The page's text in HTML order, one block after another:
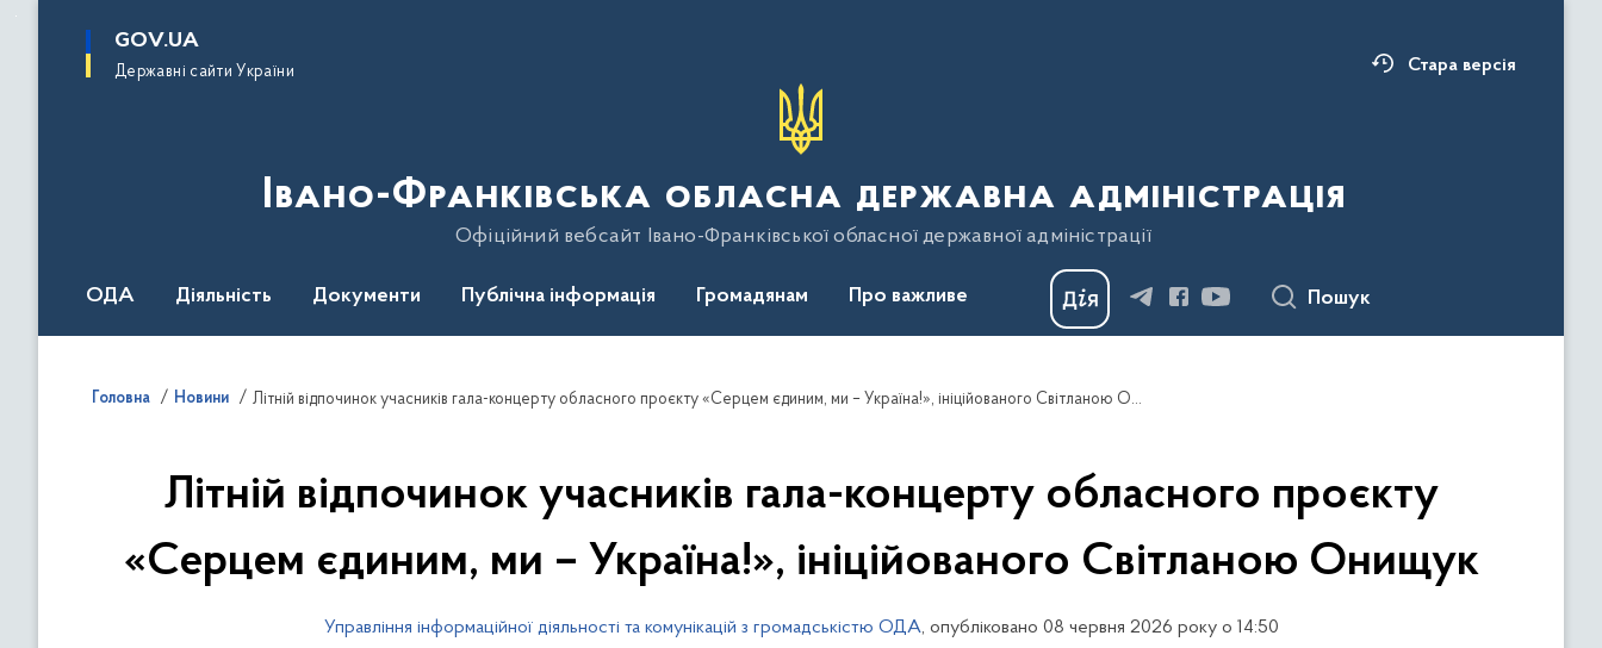
основного
GOV.UA
Державні сайти України Стара версія
Івано-Франківська обласна державна адміністрація
Офіційний вебсайт Івано-Франківської обласної державної адміністрації
ОДА Діяльність Документи Публічна інформація Громадянам Про важливе Пошук
Головна Новини Літній відпочинок учасників гала-концерту обласного проєкту «Серцем єдиним, ми – Україна!», ініційованого Світланою Онищук
Літній відпочинок учасників гала-концерту обласного проєкту
«Серцем єдиним, ми – Україна!», ініційованого Світланою Онищук
Управління інформаційної діяльності та комунікацій з громадськістю ОДА, опубліковано 08 червня 2026 року о 14:50